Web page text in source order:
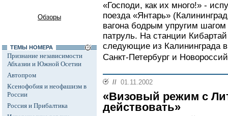
Обзоры
ТЕМЫ НОМЕРА
Признание независимости
Абхазии и Южной Осетии
Автопром
Ксенофобия и неофашизм в
России
Россия и Прибалтика
«Господи, как их много!» -
поезда «Янтарь»
вагона бодрым упругим
патруль. На станции
следующие из Калининграда
Санкт-Петербург и
// 01.11.2002
«Визовый режим с
действовать»